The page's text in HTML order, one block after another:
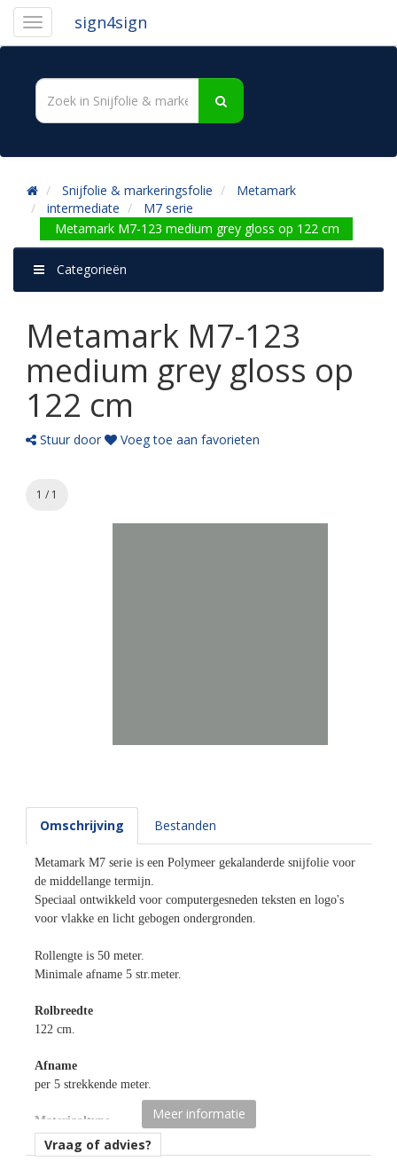
sign4sign
Snijfolie & markeringsfolie
Metamark
intermediate
M7 serie
Metamark M7-123 medium grey gloss op 122 cm
Categorieën
Metamark M7-123
medium grey gloss op
122 cm
Stuur door Voeg toe aan favorieten
1 / 1
Omschrijving Bestanden
Metamark M7 serie is een Polymeer gekalanderde snijfolie voor
de middellange termijn.
Speciaal ontwikkeld voor computergesneden teksten en logo's
voor vlakke en licht gebogen ondergronden.
Rollengte is 50 meter.
Minimale afname 5 str.meter.
Rolbreedte
122 cm.
Afname
per 5 strekkende meter.
Materiaaltype
opaak gekleurde snijfolie.
Meer informatie
Vraag of advies?